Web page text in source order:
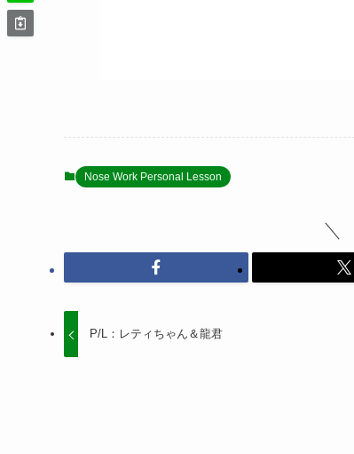
Nose Work Personal Lesson
P/L：レティちゃん＆龍君